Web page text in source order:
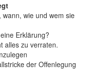
wie und wem sie
Erklärung?
alles zu verraten.
der Offenlegung